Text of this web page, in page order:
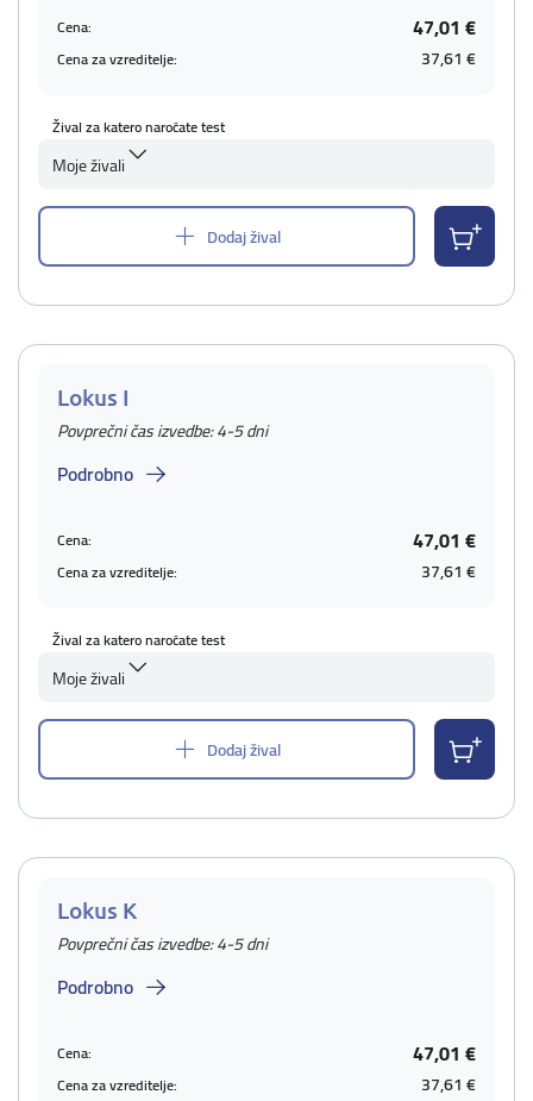
Cena: 47,01 €
Cena za vzreditelje: 37,61 €
Žival za katero naročate test
Moje živali
Dodaj žival
Lokus I
Povprečni čas izvedbe: 4-5 dni
Podrobno
Cena: 47,01 €
Cena za vzreditelje: 37,61 €
Žival za katero naročate test
Moje živali
Dodaj žival
Lokus K
Povprečni čas izvedbe: 4-5 dni
Podrobno
Cena: 47,01 €
Cena za vzreditelje: 37,61 €